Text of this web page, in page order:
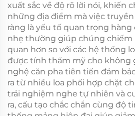
xuất sắc về độ rõ lời nói, khiến
những địa điểm mà việc
ràng là yếu tố quan trọng hàng
nhẹ thường giúp chúng chiếm
quan hơn so với các hệ thống
được tính thẩm mỹ cho không
nghệ căn pha tiên tiến đảm
ra từ nhiều loa phối hợp chặt
trải nghiệm nghe tự nhiên và
ra, cấu tạo chắc chắn cùng độ